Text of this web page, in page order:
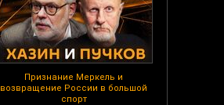
Признание Меркель и
возвращение России в большой
спорт